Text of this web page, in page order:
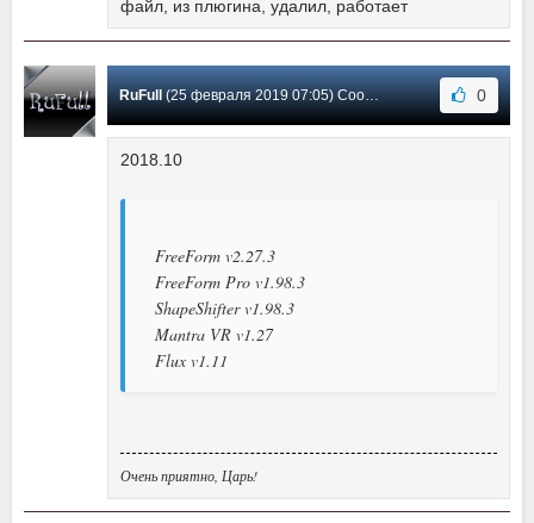
файл, из плюгина, удалил, работает
RuFull (25 февраля 2019 07:05) Сообщение #9 0
2018.10
FreeForm v2.27.3
FreeForm Pro v1.98.3
ShapeShifter v1.98.3
Mantra VR v1.27
Flux v1.11
Очень приятно, Царь!